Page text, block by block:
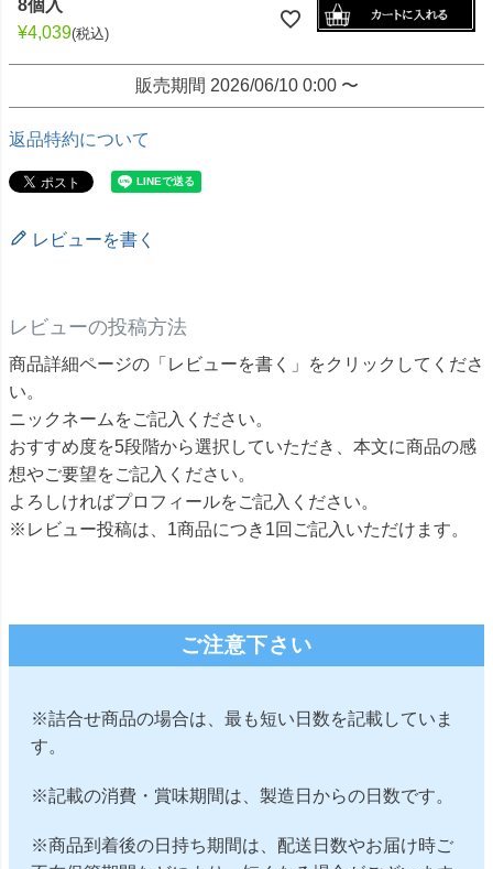
8個入
¥4,039 税込
販売期間 2026/06/10 0:00 〜
返品特約について
レビューを書く
レビューの投稿方法
商品詳細ページの「レビューを書く」をクリックしてくださ
い。
ニックネームをご記入ください。
おすすめ度を5段階から選択していただき、本文に商品の感
想やご要望をご記入ください。
よろしければプロフィールをご記入ください。
※レビュー投稿は、1商品につき1回ご記入いただけます。
ご注意下さい
※詰合せ商品の場合は、最も短い日数を記載していま
す。
※記載の消費・賞味期間は、製造日からの日数です。
※商品到着後の日持ち期間は、配送日数やお届け時ご